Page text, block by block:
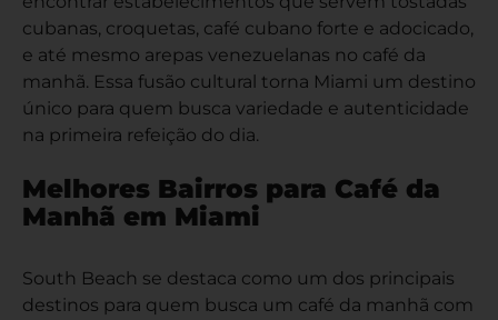
cubanas, croquetas, café cubano forte e adocicado,
e até mesmo arepas venezuelanas no café da
manhã. Essa fusão cultural torna Miami um destino
único para quem busca variedade e autenticidade
na primeira refeição do dia.
Melhores Bairros para Café da
Manhã em Miami
South Beach se destaca como um dos principais
destinos para quem busca um café da manhã com